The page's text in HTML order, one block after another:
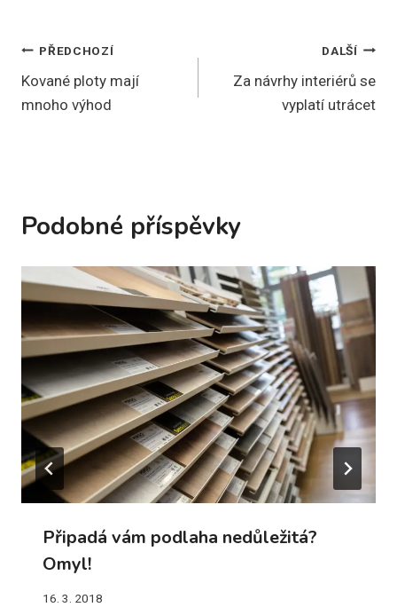
Navigace
pro
PŘEDCHOZÍ
Kované ploty mají
mnoho výhod
DALŠÍ
Za návrhy interiérů se
vyplatí utrácet
Podobné příspěvky
Připadá vám podlaha nedůležitá?
Omyl!
16. 3. 2018